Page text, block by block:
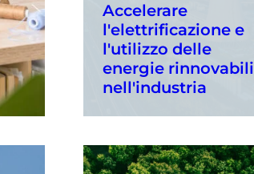
Accelerare
l'elettrificazione e
l'utilizzo delle
energie rinnovabili
nell'industria